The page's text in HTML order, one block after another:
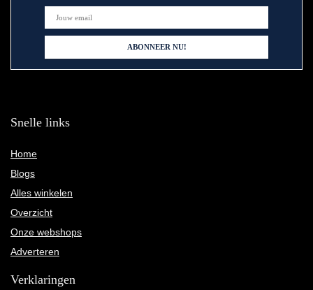
Snelle links
Home
Blogs
Alles winkelen
Overzicht
Onze webshops
Adverteren
Verklaringen